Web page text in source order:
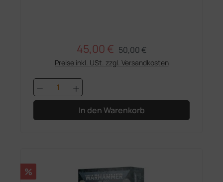
Verkaufspreis:
45,00 € Regulärer Preis:
50,00 €
Preise inkl. USt. zzgl. Versandkosten
Produkt Anzahl: Gib den
In den Warenkorb
Rabatt
%